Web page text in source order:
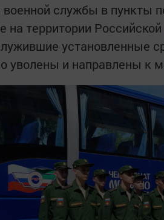
службы в пункты
на территории
установленные
уволены и направлены к